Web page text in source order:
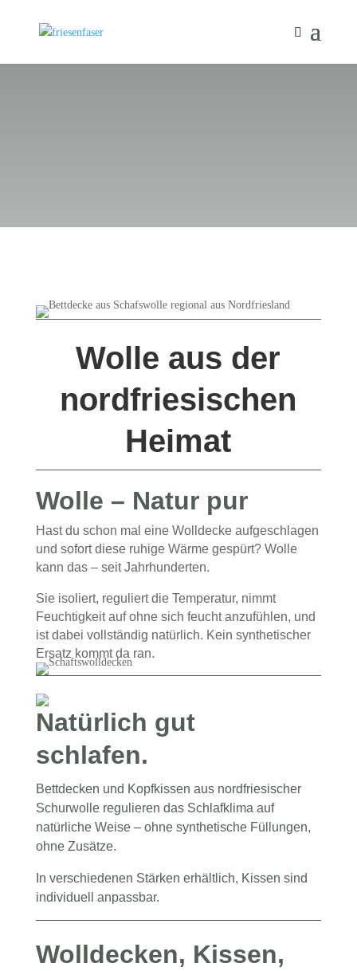
Wolle aus der
nordfriesischen
Heimat
Wolle – Natur pur
Hast du schon mal eine Wolldecke aufgeschlagen
und sofort diese ruhige Wärme gespürt? Wolle
kann das – seit Jahrhunderten.
Sie isoliert, reguliert die Temperatur, nimmt
Feuchtigkeit auf ohne sich feucht anzufühlen, und
ist dabei vollständig natürlich. Kein synthetischer
Ersatz kommt da ran.
Natürlich gut
schlafen.
Bettdecken und Kopfkissen aus nordfriesischer
Schurwolle regulieren das Schlafklima auf
natürliche Weise – ohne synthetische Füllungen,
ohne Zusätze.
In verschiedenen Stärken erhältlich, Kissen sind
individuell anpassbar.
Wolldecken, Kissen,